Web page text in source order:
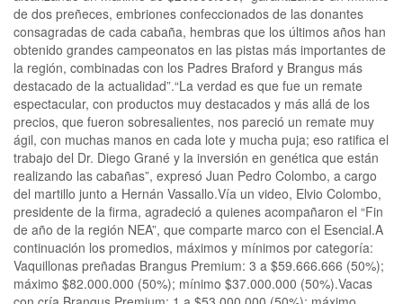
de dos preñeces, embriones confeccionados de las donantes
consagradas de cada cabaña, hembras que los últimos años han
obtenido grandes campeonatos en las pistas más importantes de
la región, combinadas con los Padres Braford y Brangus más
destacado de la actualidad”.“La verdad es que fue un remate
espectacular, con productos muy destacados y más allá de los
precios, que fueron sobresalientes, nos pareció un remate muy
ágil, con muchas manos en cada lote y mucha puja; eso ratifica el
trabajo del Dr. Diego Grané y la inversión en genética que están
realizando las cabañas”, expresó Juan Pedro Colombo, a cargo
del martillo junto a Hernán Vassallo.Vía un video, Elvio Colombo,
presidente de la firma, agradeció a quienes acompañaron el “Fin
de año de la región NEA”, que comparte marco con el Esencial.A
continuación los promedios, máximos y mínimos por categoría:
Vaquillonas preñadas Brangus Premium: 3 a $59.666.666 (50%);
máximo $82.000.000 (50%); mínimo $37.000.000 (50%).Vacas